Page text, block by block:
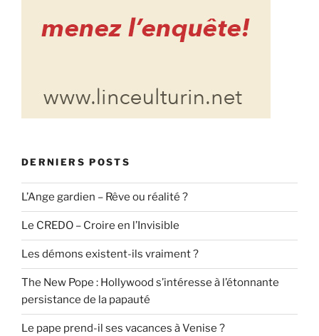
DERNIERS POSTS
L’Ange gardien – Rêve ou réalité ?
Le CREDO – Croire en l’Invisible
Les démons existent-ils vraiment ?
The New Pope : Hollywood s’intéresse à l’étonnante
persistance de la papauté
Le pape prend-il ses vacances à Venise ?